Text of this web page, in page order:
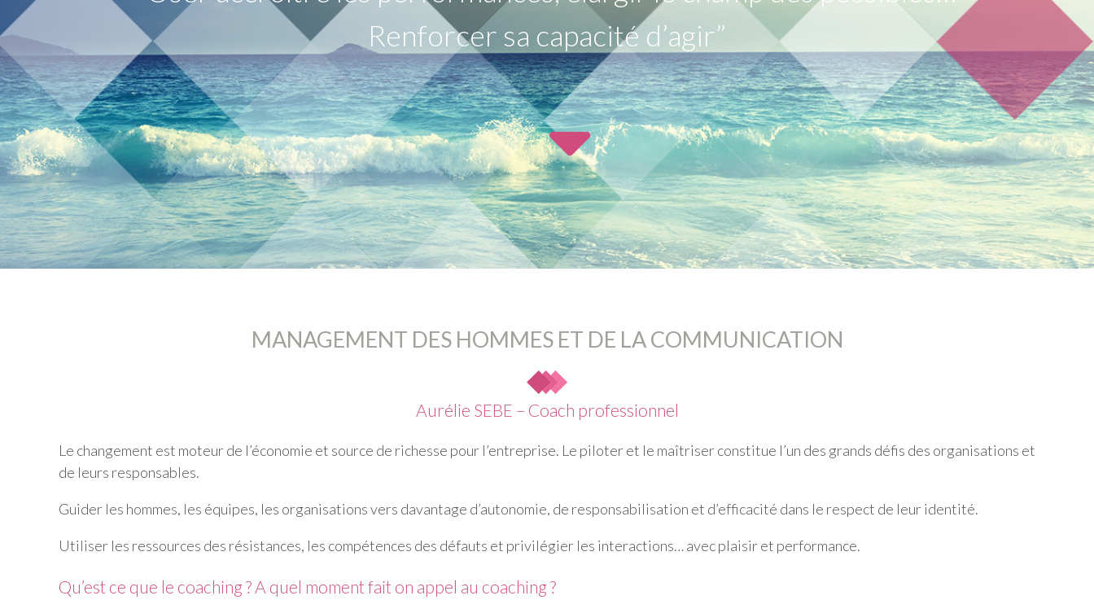
Renforcer sa capacité d’agir”
MANAGEMENT DES HOMMES ET DE LA COMMUNICATION
Aurélie SEBE – Coach professionnel
Le changement est moteur de l’économie et source de richesse pour l’entreprise. Le piloter et le maîtriser constitue l’un des grands défis des organisations et
de leurs responsables.
Guider les hommes, les équipes, les organisations vers davantage d’autonomie, de responsabilisation et d’efficacité dans le respect de leur identité.
Utiliser les ressources des résistances, les compétences des défauts et privilégier les interactions… avec plaisir et performance.
Qu’est ce que le coaching ? A quel moment fait on appel au coaching ?